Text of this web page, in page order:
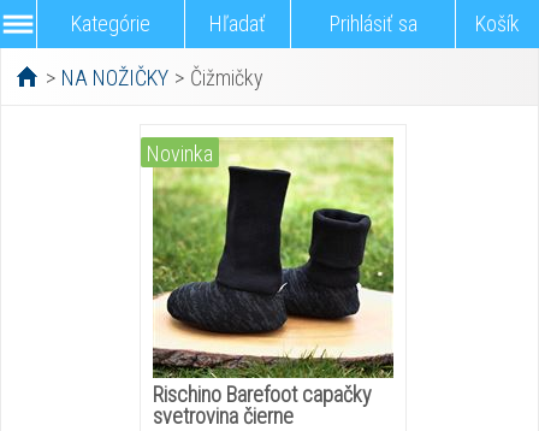
Kategórie Hľadať Prihlásiť sa Košík
> NA NOŽIČKY > Čižmičky
Novinka
Rischino Barefoot capačky
svetrovina čierne